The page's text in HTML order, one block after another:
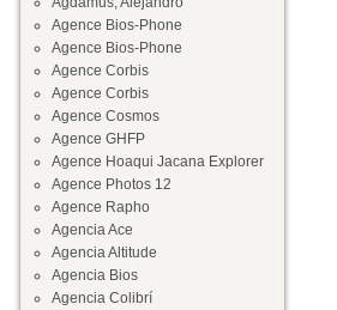
Agence Bios-Phone
Agence Bios-Phone
Agence Corbis
Agence Corbis
Agence Cosmos
Agence GHFP
Agence Hoaqui Jacana Explorer
Agence Photos 12
Agence Rapho
Agencia Ace
Agencia Altitude
Agencia Bios
Agencia Colibrí